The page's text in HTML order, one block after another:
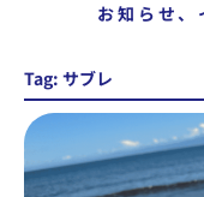
お知らせ
Tag: サブレ